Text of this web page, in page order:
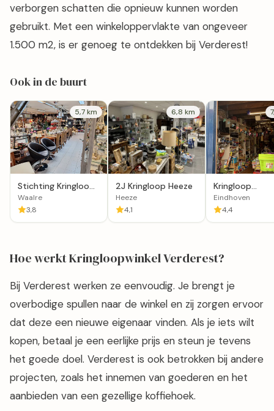
verborgen schatten die opnieuw kunnen worden
gebruikt. Met een winkeloppervlakte van ongeveer
1.500 m2, is er genoeg te ontdekken bij Verderest!
Ook in de buurt
5,7 km
Stichting Kringloop
de Kempen in
Waalre
Waalre
3,8
6,8 km
2J Kringloop Heeze
Heeze
4,1
Kringloop
Cambodia-
Eindhoven
Eindhoven
4,4
Hoe werkt Kringloopwinkel Verderest?
Bij Verderest werken ze eenvoudig. Je brengt je
overbodige spullen naar de winkel en zij zorgen ervoor
dat deze een nieuwe eigenaar vinden. Als je iets wilt
kopen, betaal je een eerlijke prijs en steun je tevens
het goede doel. Verderest is ook betrokken bij andere
projecten, zoals het innemen van goederen en het
aanbieden van een gezellige koffiehoek.